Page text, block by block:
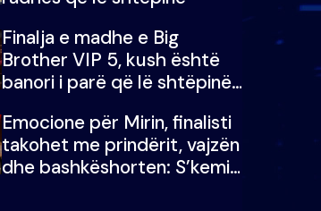
Finalja e madhe e Big
Brother VIP 5, kush është
banori i parë që lë shtëpinë
fituar çmimin e madh
Emocione për Mirin, finalisti
takohet me prindërit, vajzën
dhe bashkëshorten: S’kemi